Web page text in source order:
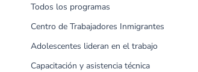
Todos los programas
Centro de Trabajadores Inmigrantes
Adolescentes lideran en el trabajo
Capacitación y asistencia técnica